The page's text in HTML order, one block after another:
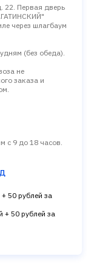
22. Первая дверь
через шлагбаум
(без обеда).
не
заказа и
с 9 до 18 часов.
50 рублей за
+ 50 рублей за